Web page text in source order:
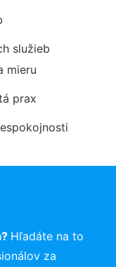
služieb
mieru
prax
Hľadáte na to
za